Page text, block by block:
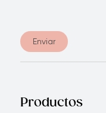
Enviar
Productos